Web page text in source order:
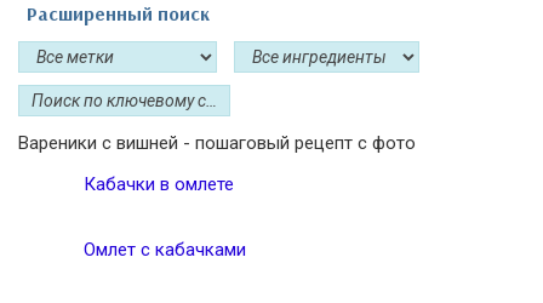
Расширенный поиск
Вареники с вишней - пошаговый рецепт с фото
Кабачки в омлете
Омлет с кабачками